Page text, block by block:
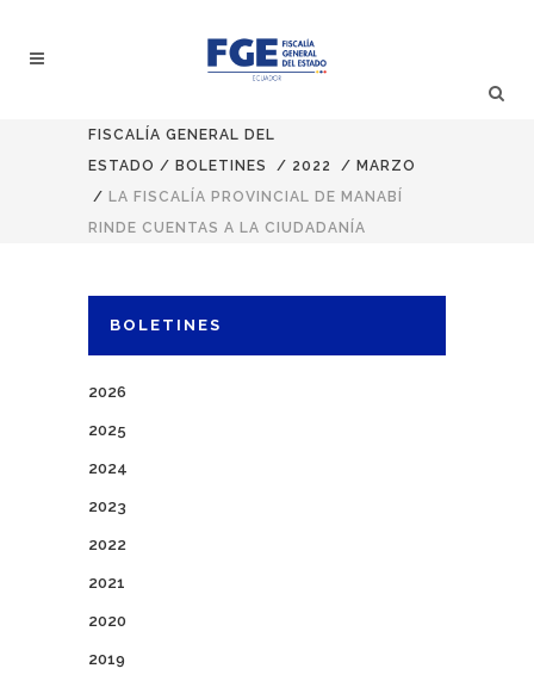
FISCALÍA GENERAL DEL
ESTADO / BOLETINES / 2022 / MARZO
/ LA FISCALÍA PROVINCIAL DE MANABÍ
RINDE CUENTAS A LA CIUDADANÍA
BOLETINES
2026
2025
2024
2023
2022
2021
2020
2019